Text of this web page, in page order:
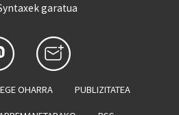
garatua
OHARRA PUBLIZITATEA